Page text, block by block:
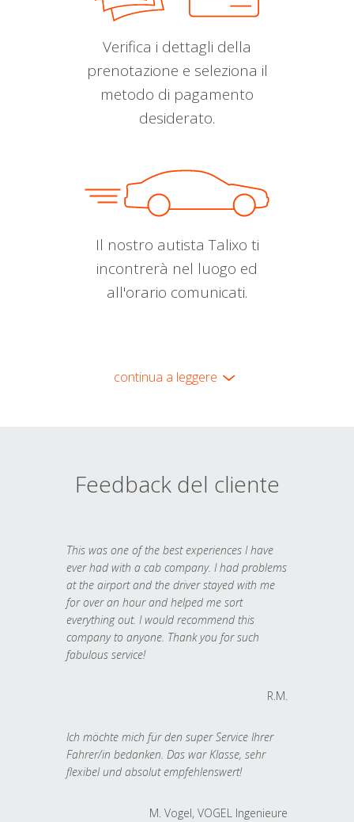
Verifica i dettagli della
prenotazione e seleziona il
metodo di pagamento
desiderato.
Il nostro autista Talixo ti
incontrerà nel luogo ed
all'orario comunicati.
continua a leggere
Feedback del cliente
This was one of the best experiences I have
ever had with a cab company. I had problems
at the airport and the driver stayed with me
for over an hour and helped me sort
everything out. I would recommend this
company to anyone. Thank you for such
fabulous service!
R.M.
Ich möchte mich für den super Service Ihrer
Fahrer/in bedanken. Das war Klasse, sehr
flexibel und absolut empfehlenswert!
M. Vogel, VOGEL Ingenieure